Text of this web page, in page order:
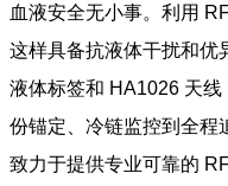
血液安全无小事。利用
这样具备抗液体干扰和优
液体标签和 HA1026 天
份锚定、冷链监控到全程
致力于提供专业可靠的